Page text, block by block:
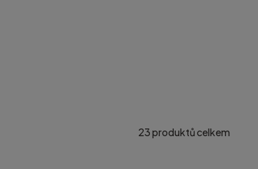
23produktů celkem